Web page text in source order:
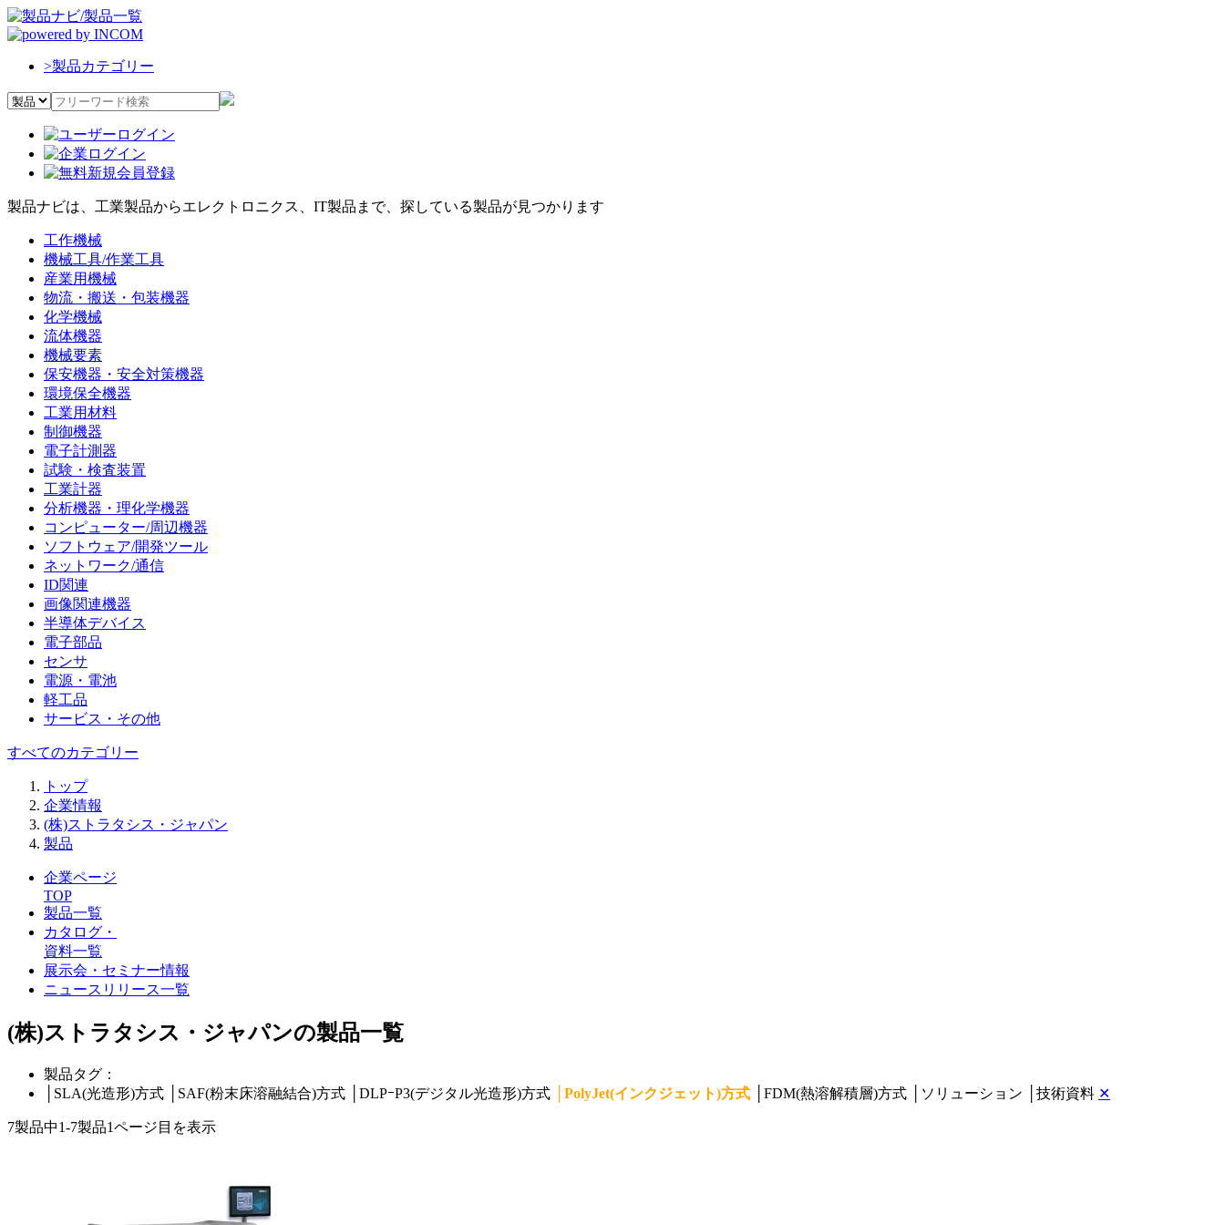
>製品カテゴリー
製品ナビは、工業製品からエレクトロニクス、IT製品まで、探している製品が見つかります
工作機械
機械工具/作業工具
産業用機械
物流・搬送・包装機器
化学機械
流体機器
機械要素
保安機器・安全対策機器
環境保全機器
工業用材料
制御機器
電子計測器
試験・検査装置
工業計器
分析機器・理化学機器
コンピューター/周辺機器
ソフトウェア/開発ツール
ネットワーク/通信
ID関連
画像関連機器
半導体デバイス
電子部品
センサ
電源・電池
軽工品
サービス・その他
すべてのカテゴリー
トップ
企業情報
(株)ストラタシス・ジャパン
製品
企業ページ
TOP
製品一覧
カタログ・
資料一覧
展示会・セミナー情報
ニュースリリース一覧
(株)ストラタシス・ジャパンの製品一覧
製品タグ：
SLA(光造形)方式 SAF(粉末床溶融結合)方式 DLPｰP3(デジタル光造形)方式 PolyJet(インクジェット)方式 FDM(熱溶解積層)方式 ソリューション 技術資料 ✕
7製品中1-7製品1ページ目を表示